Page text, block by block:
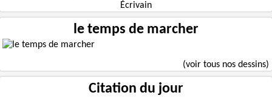
Écrivain
le temps de marcher
(voir tous nos dessins)
Citation du jour